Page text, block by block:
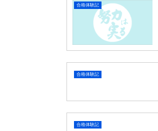
合格体験記
合格体験記
合格体験記